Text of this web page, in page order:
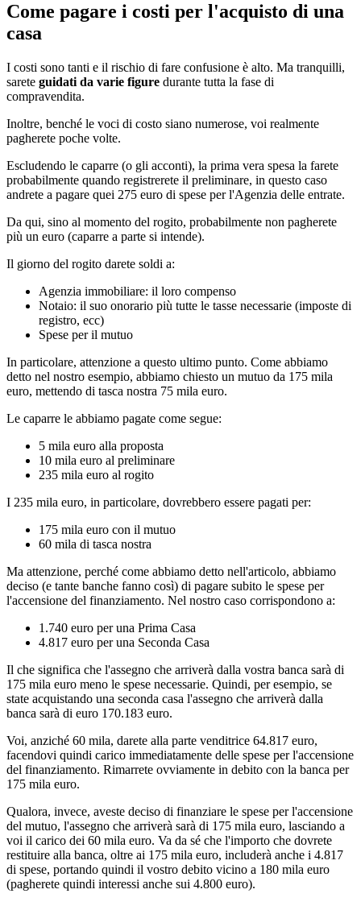
Come pagare i costi per l'acquisto di una
casa
I costi sono tanti e il rischio di fare confusione è alto. Ma tranquilli,
sarete guidati da varie figure durante tutta la fase di
compravendita.
Inoltre, benché le voci di costo siano numerose, voi realmente
pagherete poche volte.
Escludendo le caparre (o gli acconti), la prima vera spesa la farete
probabilmente quando registrerete il preliminare, in questo caso
andrete a pagare quei 275 euro di spese per l'Agenzia delle entrate.
Da qui, sino al momento del rogito, probabilmente non pagherete
più un euro (caparre a parte si intende).
Il giorno del rogito darete soldi a:
Agenzia immobiliare: il loro compenso
Notaio: il suo onorario più tutte le tasse necessarie (imposte di
registro, ecc)
Spese per il mutuo
In particolare, attenzione a questo ultimo punto. Come abbiamo
detto nel nostro esempio, abbiamo chiesto un mutuo da 175 mila
euro, mettendo di tasca nostra 75 mila euro.
Le caparre le abbiamo pagate come segue:
5 mila euro alla proposta
10 mila euro al preliminare
235 mila euro al rogito
I 235 mila euro, in particolare, dovrebbero essere pagati per:
175 mila euro con il mutuo
60 mila di tasca nostra
Ma attenzione, perché come abbiamo detto nell'articolo, abbiamo
deciso (e tante banche fanno così) di pagare subito le spese per
l'accensione del finanziamento. Nel nostro caso corrispondono a:
1.740 euro per una Prima Casa
4.817 euro per una Seconda Casa
Il che significa che l'assegno che arriverà dalla vostra banca sarà di
175 mila euro meno le spese necessarie. Quindi, per esempio, se
state acquistando una seconda casa l'assegno che arriverà dalla
banca sarà di euro 170.183 euro.
Voi, anziché 60 mila, darete alla parte venditrice 64.817 euro,
facendovi quindi carico immediatamente delle spese per l'accensione
del finanziamento. Rimarrete ovviamente in debito con la banca per
175 mila euro.
Qualora, invece, aveste deciso di finanziare le spese per l'accensione
del mutuo, l'assegno che arriverà sarà di 175 mila euro, lasciando a
voi il carico dei 60 mila euro. Va da sé che l'importo che dovrete
restituire alla banca, oltre ai 175 mila euro, includerà anche i 4.817
di spese, portando quindi il vostro debito vicino a 180 mila euro
(pagherete quindi interessi anche sui 4.800 euro).